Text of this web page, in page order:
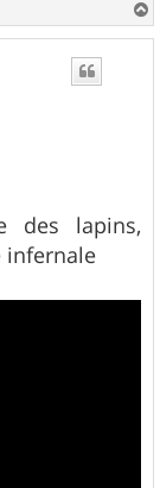
a
des lapins,
infernale